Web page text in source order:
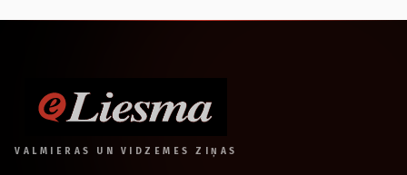
VALMIERAS UN VIDZEMES ZIŅAS